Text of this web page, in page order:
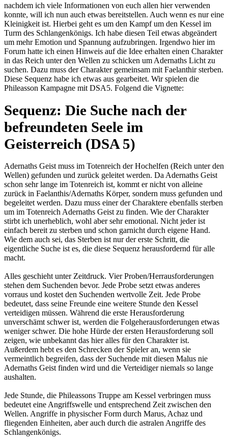
nachdem ich viele Informationen von euch allen hier verwenden
konnte, will ich nun auch etwas bereitstellen. Auch wenn es nur eine
Kleinigkeit ist. Hierbei geht es um den Kampf um den Kessel im
Turm des Schlangenkönigs. Ich habe diesen Teil etwas abgeändert
um mehr Emotion und Spannung aufzubringen. Irgendwo hier im
Forum hatte ich einen Hinweis auf die Idee erhalten einen Charakter
in das Reich unter den Wellen zu schicken um Adernaths Licht zu
suchen. Dazu muss der Charakter gemeinsam mit Faelanthir sterben.
Diese Sequenz habe ich etwas aus gearbeitet. Wir spielen die
Phileasson Kampagne mit DSA5. Folgend die Vignette:
Sequenz: Die Suche nach der
befreundeten Seele im
Geisterreich (DSA 5)
Adernaths Geist muss im Totenreich der Hochelfen (Reich unter den
Wellen) gefunden und zurück geleitet werden. Da Adernaths Geist
schon sehr lange im Totenreich ist, kommt er nicht von alleine
zurück in Faelanthis/Adernaths Körper, sondern muss gefunden und
begeleitet werden. Dazu muss einer der Charaktere ebenfalls sterben
um im Totenreich Adernaths Geist zu finden. Wie der Charakter
stirbt ich unerheblich, wohl aber sehr emotional. Nicht jeder ist
einfach bereit zu sterben und schon garnicht durch eigene Hand.
Wie dem auch sei, das Sterben ist nur der erste Schritt, die
eigentliche Suche ist es, die diese Sequenz herausfordernd für alle
macht.
Alles geschieht unter Zeitdruck. Vier Proben/Herrausforderungen
stehen dem Suchenden bevor. Jede Probe setzt etwas anderes
vorraus und kostet den Suchenden wertvolle Zeit. Jede Probe
bedeutet, dass seine Freunde eine weitere Stunde den Kessel
verteidigen müssen. Während die erste Herausforderung
unverschämt schwer ist, werden die Folgeherausforderungen etwas
weniger schwer. Die hohe Hürde der ersten Herausforderung soll
zeigen, wie unbekannt das hier alles für den Charakter ist.
Außerdem hebt es den Schrecken der Spieler an, wenn sie
vermeintlich begreifen, dass der Suchende mit diesen Malus nie
Adernaths Geist finden wird und die Verteidiger niemals so lange
aushalten.
Jede Stunde, die Phileassons Truppe am Kessel verbringen muss
bedeutet eine Angriffswelle und entsprechend Zeit zwischen den
Wellen. Angriffe in physischer Form durch Marus, Achaz und
fliegenden Einheiten, aber auch durch die astralen Angriffe des
Schlangenkönigs.